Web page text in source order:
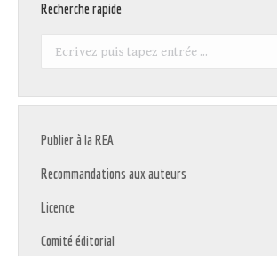
Recherche rapide
Recherche
Publier à la REA
Recommandations aux auteurs
Licence
Comité éditorial